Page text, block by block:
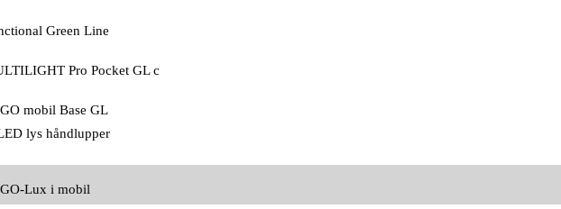
Green Line
Pro Pocket GL c
mobil Base GL
lys håndlupper
Lux i mobil